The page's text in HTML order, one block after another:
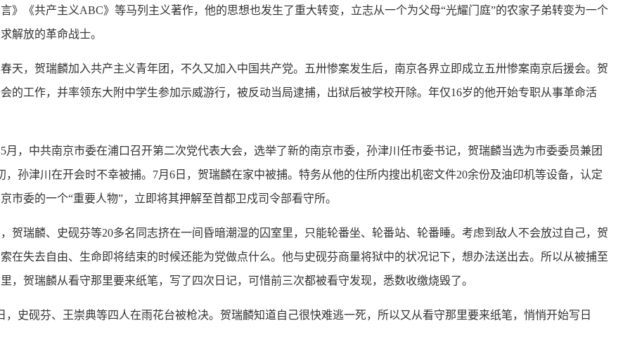
》《共产主义ABC》等马列主义著作，他的思想也发生了重大转变，立志从一个为父母“光耀门庭”的农家子弟转变为一个
解放的革命战士。
，贺瑞麟加入共产主义青年团，不久又加入中国共产党。五卅惨案发生后，南京各界立即成立五卅惨案南京后援会。贺
的工作，并率领东大附中学生参加示威游行，被反动当局逮捕，出狱后被学校开除。年仅16岁的他开始专职从事革命活
，中共南京市委在浦口召开第二次党代表大会，选举了新的南京市委，孙津川任市委书记，贺瑞麟当选为市委委员兼团
，孙津川在开会时不幸被捕。7月6日，贺瑞麟在家中被捕。特务从他的住所内搜出机密文件20余份及油印机等设备，认定
市委的一个“重要人物”，立即将其押解至首都卫戍司令部看守所。
瑞麟、史砚芬等20多名同志挤在一间昏暗潮湿的囚室里，只能轮番坐、轮番站、轮番睡。考虑到敌人不会放过自己，贺
在失去自由、生命即将结束的时候还能为党做点什么。他与史砚芬商量将狱中的状况记下，想办法送出去。所以从被捕至
，贺瑞麟从看守那里要来纸笔，写了四次日记，可惜前三次都被看守发现，悉数收缴烧毁了。
史砚芬、王崇典等四人在雨花台被枪决。贺瑞麟知道自己很快难逃一死，所以又从看守那里要来纸笔，悄悄开始写日